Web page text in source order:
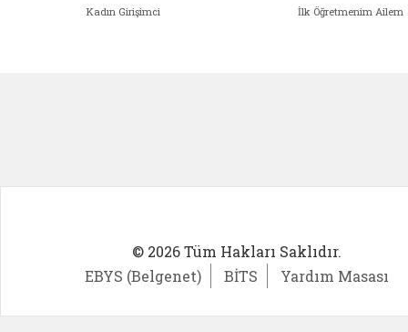
Kadın Girişimci İlk Öğretmenim Ailem
© 2026 Tüm Hakları Saklıdır.
EBYS (Belgenet)
BİTS Yardım Masası